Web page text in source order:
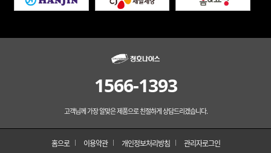
1566-1393
고객님께 가장 알맞은 제품으로 친절하게 상담드리겠습니다.
홈으로 이용약관 개인정보처리방침 관리자로그인